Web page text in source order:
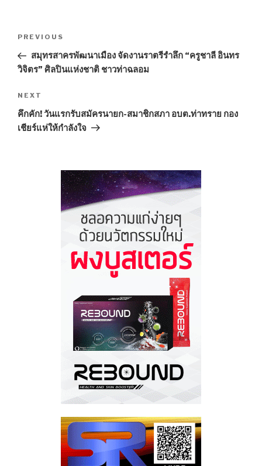
Post
Previous
Post
PREVIOUS
สมุทรสาครพัฒนาเมือง จัดงานราตรีรำลึก “ครูชาลี อินทร
วิจิตร” ศิลปินแห่งชาติ ชาวท่าฉลอม
Next
Post
NEXT
คึกคัก! วันแรกรับสมัครนายก-สมาชิกสภา อบต.ท่าทราย กอง
เชียร์แห่ให้กำลังใจ